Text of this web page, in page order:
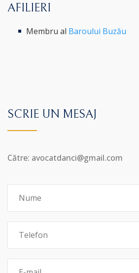
AFILIERI
Membru al Baroului Buzău
SCRIE UN MESAJ
Către: avocatdanci@gmail.com